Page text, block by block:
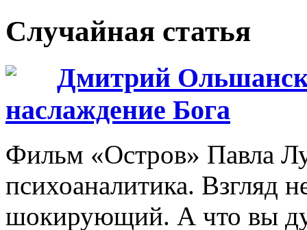
Случайная статья
Дмитрий
наслаждение Бога
Фильм «Остров» Павла
психоаналитика. Взгляд
шокирующий. А что вы